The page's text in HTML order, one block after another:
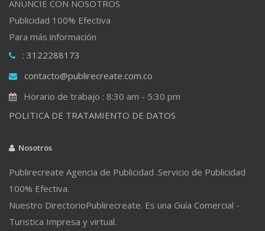
ANUNCIE CON NOSOTROS
Publicidad 100% Efectiva
Para más información
: 3122288173
contacto@publirecreate.com.co
Horario de trabajo : 8:30 am - 5:30 pm
POLITICA DE TRATAMIENTO DE DATOS
Nosotros
Publirecreate Agencia de Publicidad .Servicio de Publicidad
100% Efectiva.
Nuestro DirectorioPublirecreate. Es una Guía Comercial -
Turistica Impresa y virtual.